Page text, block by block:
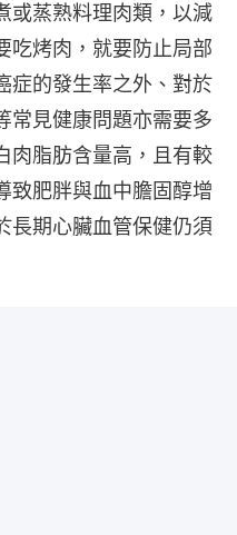
或蒸熟料理肉類，以減
吃烤肉，就要防止局部
症的發生率之外、對於
常見健康問題亦需要多
肉脂肪含量高，且有較
致肥胖與血中膽固醇增
長期心臟血管保健仍須